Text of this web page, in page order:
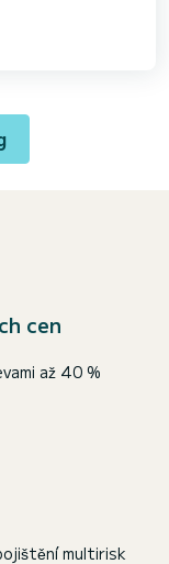
cen
až 40 %
multirisk